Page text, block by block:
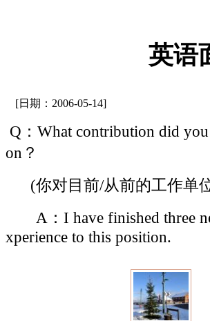
英语
[日期：2006-05-14]
Q：What contribution did
on？
(你对目前/从前的工作单
A：I have finished three
xperience to this position.